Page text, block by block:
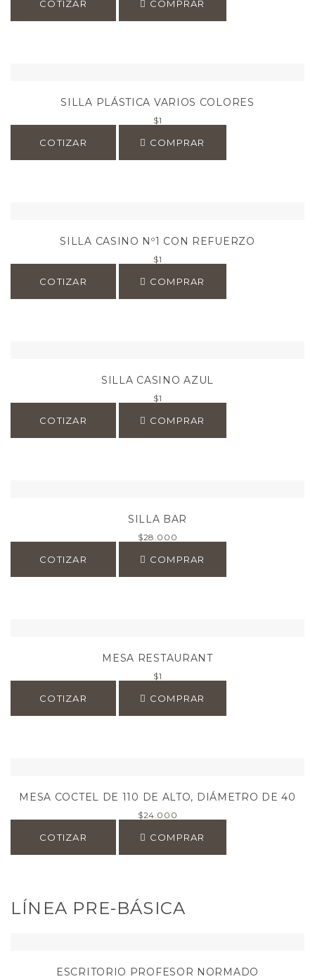
COTIZAR COMPRAR
SILLA PLÁSTICA VARIOS COLORES
$1
COTIZAR COMPRAR
SILLA CASINO Nº1 CON REFUERZO
$1
COTIZAR COMPRAR
SILLA CASINO AZUL
$1
COTIZAR COMPRAR
SILLA BAR
$28.000
COTIZAR COMPRAR
MESA RESTAURANT
$1
COTIZAR COMPRAR
MESA COCTEL DE 110 DE ALTO, DIÁMETRO DE 40
$24.000
COTIZAR COMPRAR
LÍNEA PRE-BÁSICA
ESCRITORIO PROFESOR NORMADO